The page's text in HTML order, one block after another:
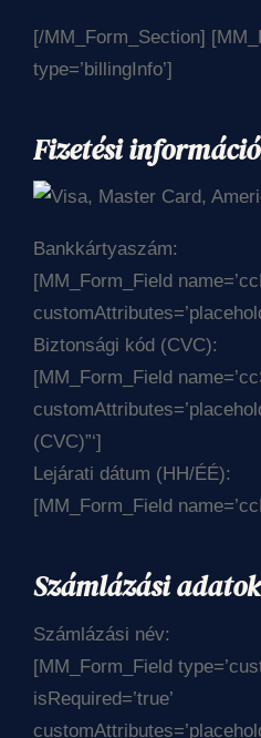
[/MM_Form_Section]
type=’billingInfo’]
Fizetési
Bankkártyaszám:
[MM_Form_Field
Biztonsági kód (CVC):
[MM_Form_Field
(CVC)”‘]
Lejárati dátum (HH/ÉÉ):
[MM_Form_Field
Számlázási adatok
Számlázási név:
[MM_Form_Field
isRequired=’true’